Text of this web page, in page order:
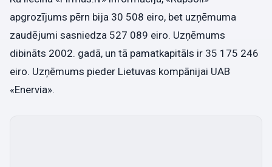
apgrozījums pērn bija 30 508 eiro, bet uzņēmuma
zaudējumi sasniedza 527 089 eiro. Uzņēmums
dibināts 2002. gadā, un tā pamatkapitāls ir 35 175 246
eiro. Uzņēmums pieder Lietuvas kompānijai UAB
«Enervia».